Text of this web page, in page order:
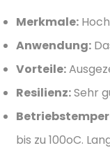
Merkmale:
Anwendung:
Vorteile:
Resilienz:Sehr
bis zu 100oC.